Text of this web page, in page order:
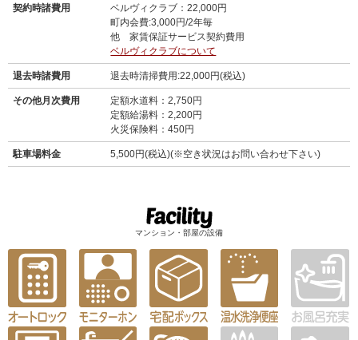
契約時諸費用
ベルヴィクラブ：22,000円
町内会費:3,000円/2年毎
他 家賃保証サービス契約費用
ベルヴィクラブについて
退去時諸費用 退去時清掃費用:22,000円(税込)
その他月次費用
定額水道料：2,750円
定額給湯料：2,200円
火災保険料：450円
駐車場料金 5,500円(税込)(※空き状況はお問い合わせ下さい)
マンション・部屋の設備